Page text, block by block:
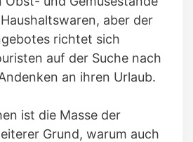
aber der
richtet sich
auf der Suche nach
an ihren Urlaub.
ist die Masse der
Grund, warum auch